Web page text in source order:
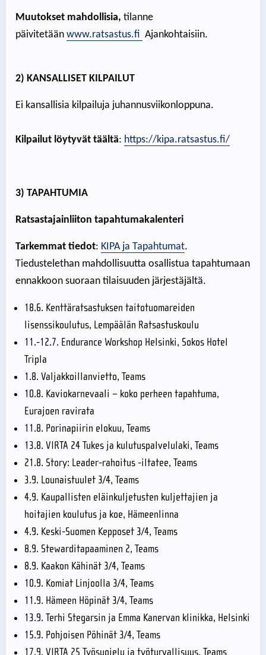
Muutokset mahdollisia, tilanne
päivitetään www.ratsastus.fi Ajankohtaisiin.
2) KANSALLISET KILPAILUT
Ei kansallisia kilpailuja juhannusviikonloppuna.
Kilpailut löytyvät täältä: https://kipa.ratsastus.fi/
3) TAPAHTUMIA
Ratsastajainliiton tapahtumakalenteri
Tarkemmat tiedot: KIPA ja Tapahtumat.
Tiedustelethan mahdollisuutta osallistua tapahtumaan
ennakkoon suoraan tilaisuuden järjestäjältä.
18.6. Kenttäratsastuksen taitotuomareiden
lisenssikoulutus, Lempäälän Ratsastuskoulu
11.-12.7. Endurance Workshop Helsinki, Sokos Hotel
Tripla
1.8. Valjakkoillanvietto, Teams
10.8. Kaviokarnevaali – koko perheen tapahtuma,
Eurajoen ravirata
11.8. Porinapiirin elokuu, Teams
13.8. VIRTA 24 Tukes ja kulutuspalvelulaki, Teams
21.8. Story: Leader-rahoitus -iltatee, Teams
3.9. Lounaistuulet 3/4, Teams
4.9. Kaupallisten eläinkuljetusten kuljettajien ja
hoitajien koulutus ja koe, Hämeenlinna
4.9. Keski-Suomen Kepposet 3/4, Teams
8.9. Stewarditapaaminen 2, Teams
8.9. Kaakon Kähinät 3/4, Teams
10.9. Komiat Linjoolla 3/4, Teams
11.9. Hämeen Höpinät 3/4, Teams
13.9. Terhi Stegarsin ja Emma Kanervan klinikka, Helsinki
15.9. Pohjoisen Pöhinät 3/4, Teams
17.9. VIRTA 25 Työsuojelu ja työturvallisuus, Teams